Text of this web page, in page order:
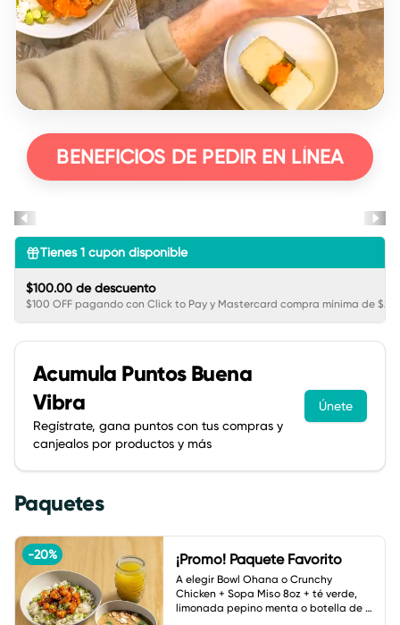
BENEFICIOS DE PEDIR EN LÍNEA
Tienes1 cupón disponible
$100.00 de descuento
$100 OFF pagando con Click to Pay y Mastercard compra mínima de
Acumula Puntos Buena
Vibra
Regístrate, gana puntos con tus compras y
canjealos por productos y más
Únete
Paquetes
-20% ¡Promo! Paquete Favorito
A elegir Bowl Ohana o Crunchy
Chicken + Sopa Miso 8oz + té verde,
limonada pepino menta o botella de